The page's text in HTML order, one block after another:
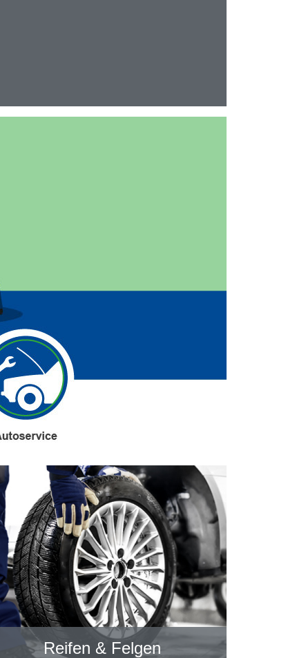
Reifen & Felgen